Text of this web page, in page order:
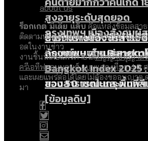
ปีนกำแพงส่องซีรีส์จีน:
ลักษณ์แบบไหนสู่สายตา
สำรวจรายได้จากการจั
กรุงเทพฯ ผ่าน
สูงอายุระดับสุดยอด
Bangkok Index 2025
ของ 50 เขตในกรุงเทพฯ
กรุงเทพฯ เมืองสังคม
สวนสาธารณะและพื้นที่สี
[ข้อมูลดิบ]
about us
ร็อกเกต มีเดีย แล็บคือแหล่งข้อมูลสา
ติดตามประเด็นสังคม ทั้งเชิงปริมาณแล
อดในงานข่าว
งานชิ้นนี้เผยแพร่ภายใต้สัญญาอนุญาตร
ครีเอทีฟคอมมอนส์ แบบแสดงที่มา 4.0ส
และเผยแพร่ต่อได้โดยไม่ต้องขออนุญาต
มา